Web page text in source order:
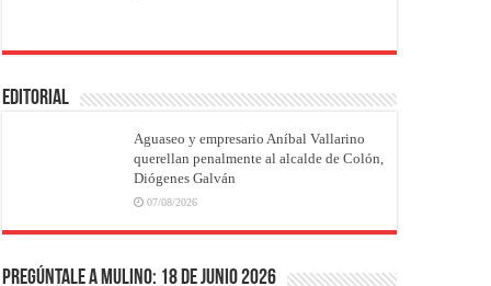
EDITORIAL
Aguaseo y empresario Aníbal Vallarino
querellan penalmente al alcalde de Colón,
Diógenes Galván
07/08/2026
Pregúntale a Mulino: 18 de junio 2026